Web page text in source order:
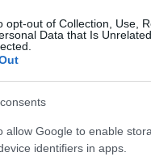
opt-out of Collection, Use,
Data that Is
allow Google to enable
identifiers in apps.
με ζεστό
πάνω της, βάζεις
λιώνεις τη
γάλα και